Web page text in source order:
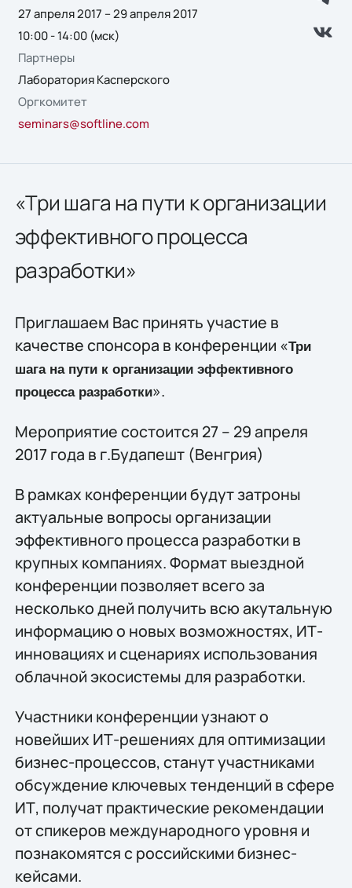
27 апреля 2017 – 29 апреля 2017
10:00 - 14:00 (мск)
Партнеры
Лаборатория Касперского
Оргкомитет
seminars@softline.com
«Три шага на пути к организации
эффективного процесса
разработки»
Приглашаем Вас принять участие в
качестве спонсора в конференции «Три
шага на пути к организации эффективного
процесса разработки».
Мероприятие состоится 27 – 29 апреля
2017 года в г.Будапешт (Венгрия)
В рамках конференции будут затроны
актуальные вопросы организации
эффективного процесса разработки в
крупных компаниях. Формат выездной
конференции позволяет всего за
несколько дней получить всю акутальную
информацию о новых возможностях, ИТ-
инновациях и сценариях использования
облачной экосистемы для разработки.
Участники конференции узнают о
новейших ИТ-решениях для оптимизации
бизнес-процессов, станут участниками
обсуждение ключевых тенденций в сфере
ИТ, получат практические рекомендации
от спикеров международного уровня и
познакомятся с российскими бизнес-
кейсами.